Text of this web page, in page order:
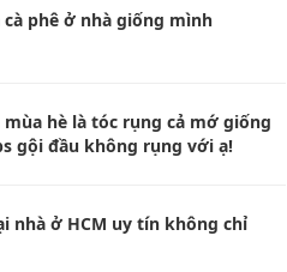
phê ở nhà giống mình
mùa hè là tóc rụng cả mớ giống
gội đầu không rụng với ạ!
nhà ở HCM uy tín không chỉ